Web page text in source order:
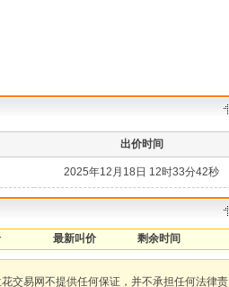
出价时间
2025年12月18日 12时33分42秒
最新叫价 剩余时间
交易网不提供任何保证，并不承担任何法律责